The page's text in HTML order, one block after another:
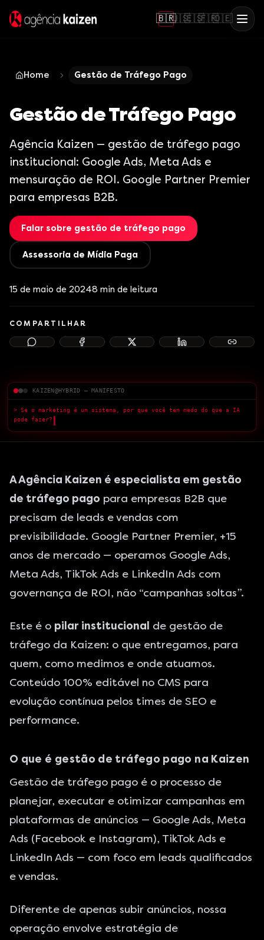
🇧🇷🇺🇸🇪🇸🇫🇷🇩🇪
Home Gestão de Tráfego Pago
Gestão de Tráfego Pago
Agência Kaizen — gestão de tráfego pago
institucional: Google Ads, Meta Ads e
mensuração de ROI. Google Partner Premier
para empresas B2B.
Falar sobre gestão de tráfego pago
Assessoria de Mídia Paga
15 de maio de 20248 min de leitura
COMPARTILHAR
> Medo da IA
A Agência Kaizen é especialista em gestão
de tráfego pago para empresas B2B que
precisam de leads e vendas com
previsibilidade. Google Partner Premier, +15
anos de mercado — operamos Google Ads,
Meta Ads, TikTok Ads e LinkedIn Ads com
governança de ROI, não “campanhas soltas”.
Este é o pilar institucional de gestão de
tráfego da Kaizen: o que entregamos, para
quem, como medimos e onde atuamos.
Conteúdo 100% editável no CMS para
evolução contínua pelos times de SEO e
performance.
O que é gestão de tráfego pago na Kaizen
Gestão de tráfego pago é o processo de
planejar, executar e otimizar campanhas em
plataformas de anúncios — Google Ads, Meta
Ads (Facebook e Instagram), TikTok Ads e
LinkedIn Ads — com foco em leads qualificados
e vendas.
Diferente de apenas subir anúncios, nossa
operação envolve estratégia de